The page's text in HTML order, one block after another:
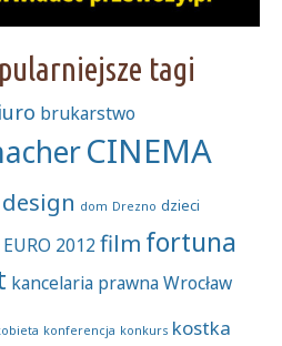
tagi
brukarstwo
CINEMA
design dom Drezno dzieci
EURO 2012film fortuna
kancelaria prawna Wrocław
konferencja konkurs kostka